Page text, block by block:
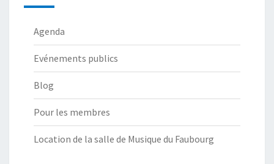
Agenda
Evénements publics
Blog
Pour les membres
Location de la salle de Musique du Faubourg